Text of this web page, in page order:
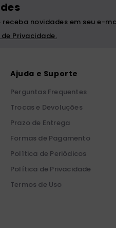
receba novidades em seu e-
Privacidade.
Ajuda e Suporte
Perguntas Frequentes
Trocas e Devoluções
Prazo de Entrega
Formas de Pagamento
Política de Periódicos
Política de Privacidade
Termos de Uso